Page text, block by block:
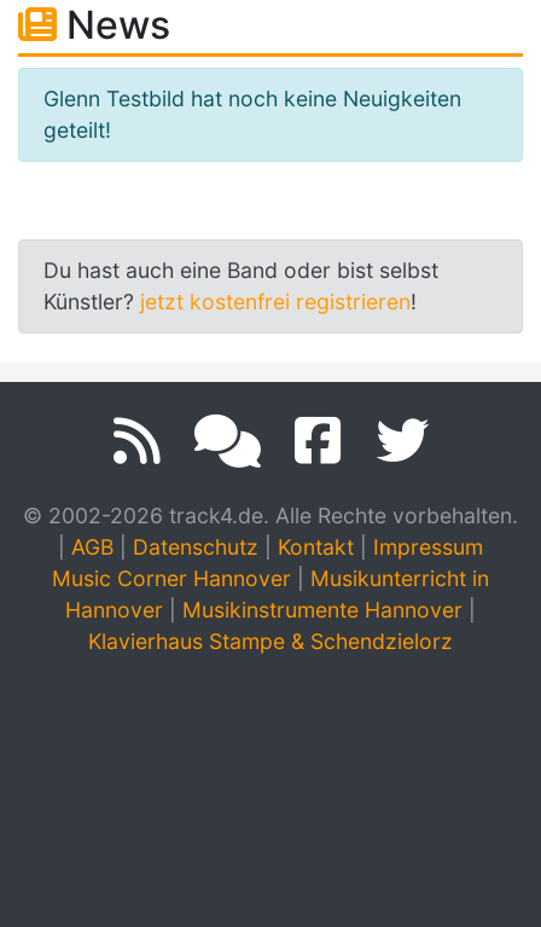
News
Glenn Testbild hat noch keine Neuigkeiten
geteilt!
Du hast auch eine Band oder bist selbst
Künstler? jetzt kostenfrei registrieren!
© 2002-2026 track4.de. Alle Rechte vorbehalten.
AGB Datenschutz Kontakt
Impressum
Music Corner Hannover
Musikunterricht in
Hannover
Musikinstrumente Hannover
Klavierhaus Stampe & Schendzielorz